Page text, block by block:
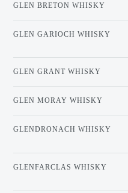
GLEN BRETON WHISKY
GLEN GARIOCH WHISKY
GLEN GRANT WHISKY
GLEN MORAY WHISKY
GLENDRONACH WHISKY
GLENFARCLAS WHISKY